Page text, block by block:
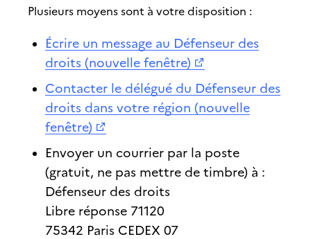
Plusieurs moyens sont à votre disposition :
Écrire un message au Défenseur des
droits (nouvelle fenêtre)
Contacter le délégué du Défenseur des
droits dans votre région (nouvelle
fenêtre)
Envoyer un courrier par la poste
(gratuit, ne pas mettre de timbre) à :
Défenseur des droits
Libre réponse 71120
75342 Paris CEDEX 07